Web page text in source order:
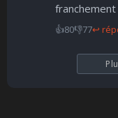
franchement
👍80👎77↩